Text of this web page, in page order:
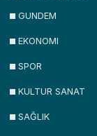
GUNDEM
EKONOMI
SPOR
KULTUR SANAT
SAĞLIK